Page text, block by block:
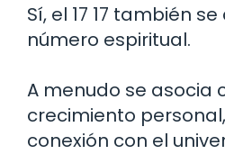
Sí, el 17 17 también
número espiritual.
A menudo se asocia
crecimiento
conexión con el